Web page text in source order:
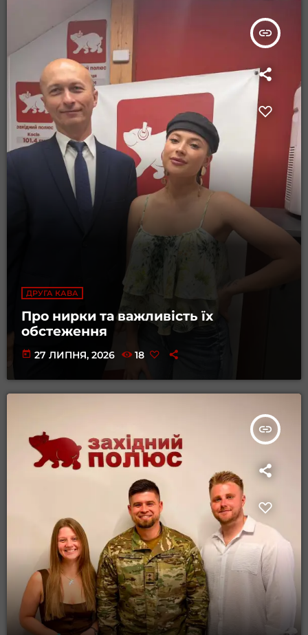
insert_link
ДРУГА КАВА
Про нирки та важливість їх
обстеження
today 27 ЛИПНЯ, 2026 18
insert_link